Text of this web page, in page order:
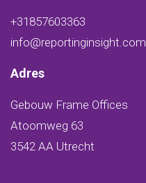
+31857603363
info@reportinginsight.com
Adres
Gebouw Frame Offices
Atoomweg 63
3542 AA Utrecht